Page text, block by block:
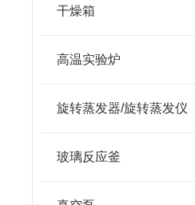
干燥箱
高温实验炉
旋转蒸发器/旋转蒸发仪
玻璃反应釜